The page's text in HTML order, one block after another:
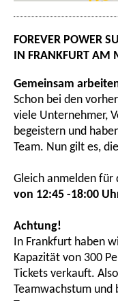
FOREVER POWER
IN FRANKFURT AM
Gemeinsam
Schon bei den
viele Unternehmer,
begeistern und
Team. Nun gilt es,
Gleich anmelden für
von 12:45 -18:00
Achtung!
In Frankfurt haben
Kapazität von 300
Tickets verkauft.
Teamwachstum und